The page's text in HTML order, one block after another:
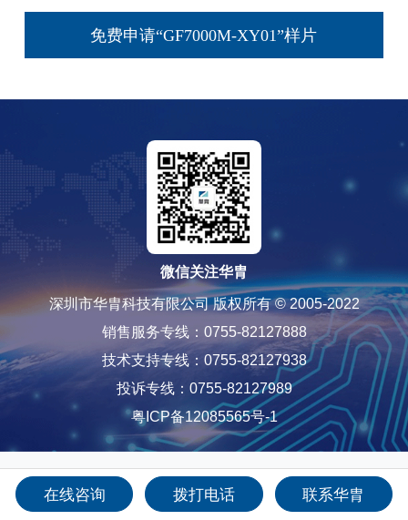
免费申请“GF7000M-XY01”样片
微信关注华胄
深圳市华胄科技有限公司 版权所有 © 2005-2022
销售服务专线：0755-82127888
技术支持专线：0755-82127938
投诉专线：0755-82127989
粤ICP备12085565号-1
在线咨询 拨打电话 联系华胄